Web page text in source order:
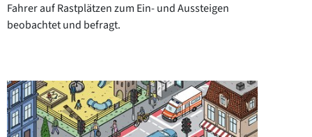
Fahrer auf Rastplätzen zum Ein- und Aussteigen
beobachtet und befragt.